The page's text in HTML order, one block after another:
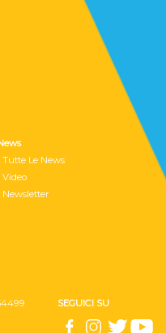
Tutte Le News
Video
Newsletter
SEGUICI SU